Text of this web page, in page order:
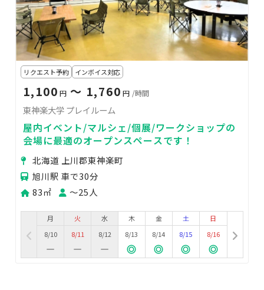
リクエスト予約 インボイス対応
1,100 円 〜 1,760 円 /時間
東神楽大学 プレイルーム
屋内イベント/マルシェ/個展/ワークショップの
会場に最適のオープンスペースです！
北海道 上川郡東神楽町
旭川駅 車で30分
83㎡
〜25人
月
8/10
火
8/11
水
8/12
木
8/13
金
8/14
土
8/15
日
8/16